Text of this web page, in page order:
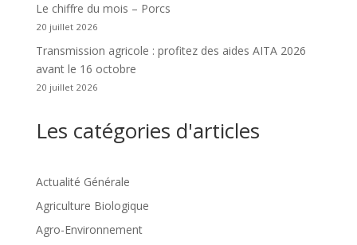
Le chiffre du mois – Porcs
20 juillet 2026
Transmission agricole : profitez des aides AITA 2026
avant le 16 octobre
20 juillet 2026
Les catégories d'articles
Actualité Générale
Agriculture Biologique
Agro-Environnement